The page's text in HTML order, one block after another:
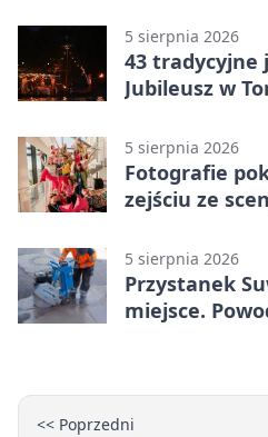
5 sierpnia 2026
43 tradycyjne
Jubileusz w
5 sierpnia 2026
Fotografie
zejściu ze
5 sierpnia 2026
Przystanek
miejsce.
<< Poprzedni